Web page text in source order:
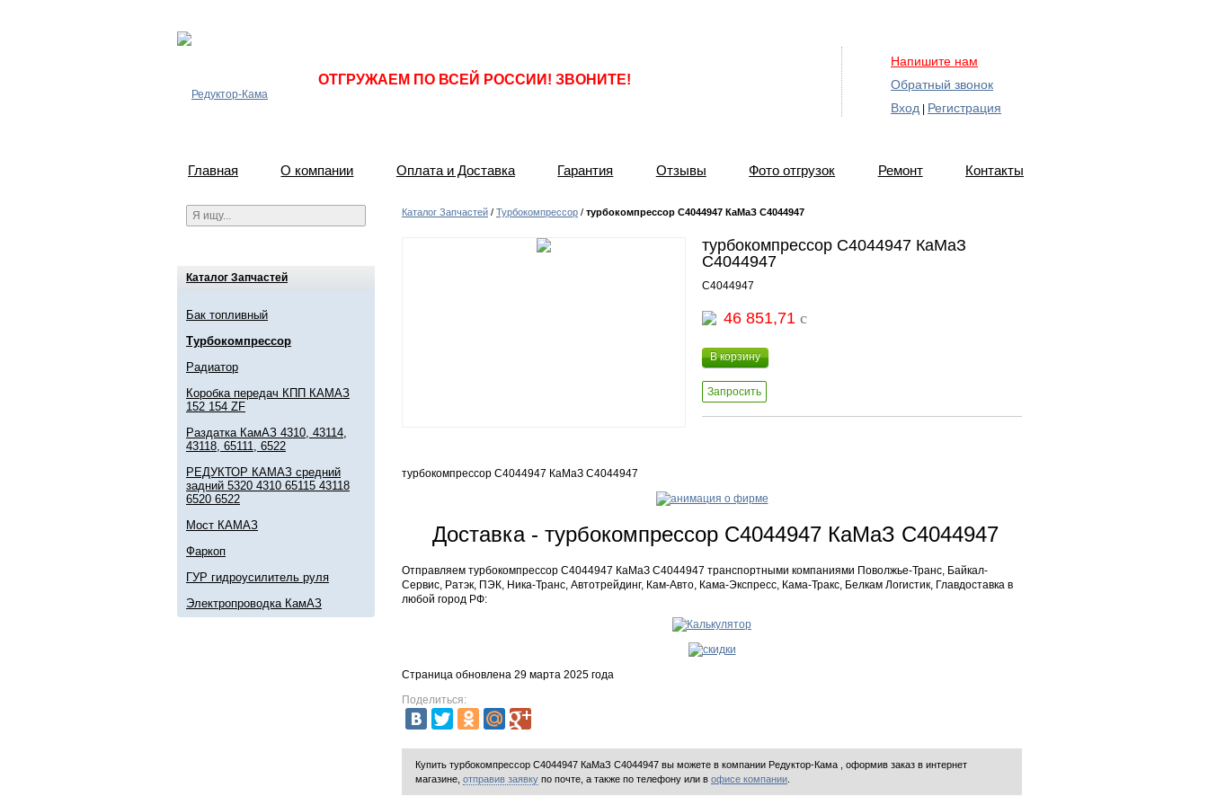
ОТГРУЖАЕМ ПО ВСЕЙ РОССИИ! ЗВОНИТЕ!
Напишите нам
Обратный звонок
Вход | Регистрация
Главная О компании Оплата и Доставка Гарантия Отзывы Фото отгрузок Ремонт Контакты
Каталог Запчастей
Бак топливный
Турбокомпрессор
Радиатор
Коробка передач КПП КАМАЗ
152 154 ZF
Раздатка КамАЗ 4310, 43114,
43118, 65111, 6522
РЕДУКТОР КАМАЗ средний
задний 5320 4310 65115 43118
6520 6522
Мост КАМАЗ
Фаркоп
ГУР гидроусилитель руля
Электропроводка КамАЗ
Каталог Запчастей / Турбокомпрессор / турбокомпрессор С4044947 КаМаЗ C4044947
турбокомпрессор С4044947 КаМаЗ
C4044947
C4044947
46 851,71 c
В корзину
Запросить
турбокомпрессор С4044947 КаМаЗ C4044947
Доставка - турбокомпрессор С4044947 КаМаЗ C4044947
Отправляем турбокомпрессор С4044947 КаМаЗ C4044947 транспортными компаниями Поволжье-Транс, Байкал-
Сервис, Ратэк, ПЭК, Ника-Транс, Автотрейдинг, Кам-Авто, Кама-Экспресс, Кама-Тракс, Белкам Логистик, Главдоставка в
любой город РФ:
Страница обновлена 29 марта 2025 года
Поделиться:
Купить турбокомпрессор С4044947 КаМаЗ C4044947 вы можете в компании Редуктор-Кама , оформив заказ в интернет
магазине, отправив заявку по почте, а также по телефону или в офисе компании